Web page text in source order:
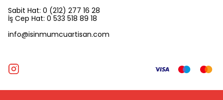
Sabit Hat: 0 (212) 277 16 28
İş Cep Hat: 0 533 518 89 18
info@isinmumcuartisan.com